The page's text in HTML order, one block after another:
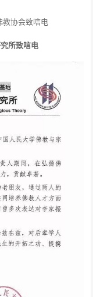
所致唁电